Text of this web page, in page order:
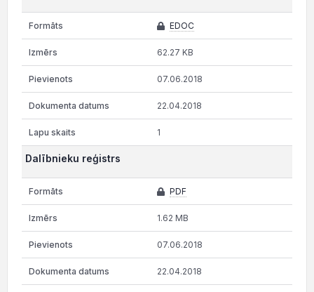
EDOC
62.27 KB
07.06.2018
22.04.2018
1
Dalībnieku reģistrs
PDF
1.62 MB
07.06.2018
22.04.2018